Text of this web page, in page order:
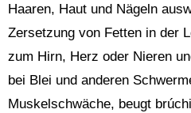
Haaren, Haut und Nägeln
Zersetzung von Fetten in der
zum Hirn, Herz oder Nieren
bei Blei und anderen
Muskelschwäche, beugt